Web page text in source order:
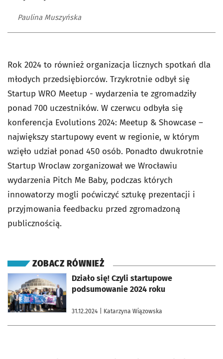
Paulina Muszyńska
Rok 2024 to również organizacja licznych spotkań dla
młodych przedsiębiorców. Trzykrotnie odbył się
Startup WRO Meetup - wydarzenia te zgromadziły
ponad 700 uczestników. W czerwcu odbyła się
konferencja Evolutions 2024: Meetup & Showcase –
największy startupowy event w regionie, w którym
wzięło udział ponad 450 osób. Ponadto dwukrotnie
Startup Wroclaw zorganizował we Wrocławiu
wydarzenia Pitch Me Baby, podczas których
innowatorzy mogli poćwiczyć sztukę prezentacji i
przyjmowania feedbacku przed zgromadzoną
publicznością.
ZOBACZ RÓWNIEŻ
Działo się! Czyli startupowe
podsumowanie 2024 roku
31.12.2024 | Katarzyna Wiązowska
otworzy się w nowej karcie